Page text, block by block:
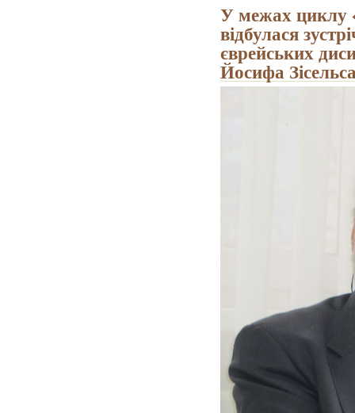
У межах циклу
відбулася
єврейських
Йосифа